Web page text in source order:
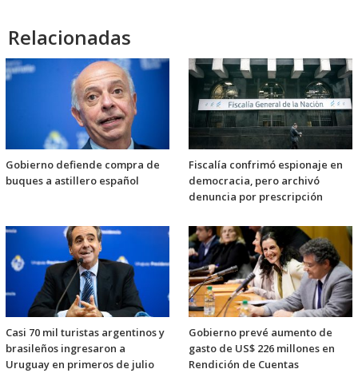
Relacionadas
Gobierno defiende compra de
buques a astillero español
Fiscalía confrimó espionaje en
democracia, pero archivó
denuncia por prescripción
Casi 70 mil turistas argentinos y
brasileños ingresaron a
Uruguay en primeros de julio
Gobierno prevé aumento de
gasto de US$ 226 millones en
Rendición de Cuentas